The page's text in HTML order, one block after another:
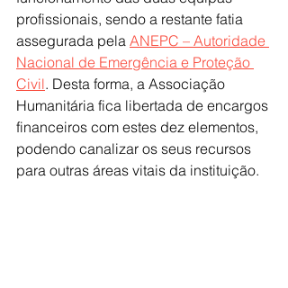
profissionais, sendo a restante fatia
assegurada pela ANEPC – Autoridade
Nacional de Emergência e Proteção
Civil. Desta forma, a Associação
Humanitária fica libertada de encargos
financeiros com estes dez elementos,
podendo canalizar os seus recursos
para outras áreas vitais da instituição.